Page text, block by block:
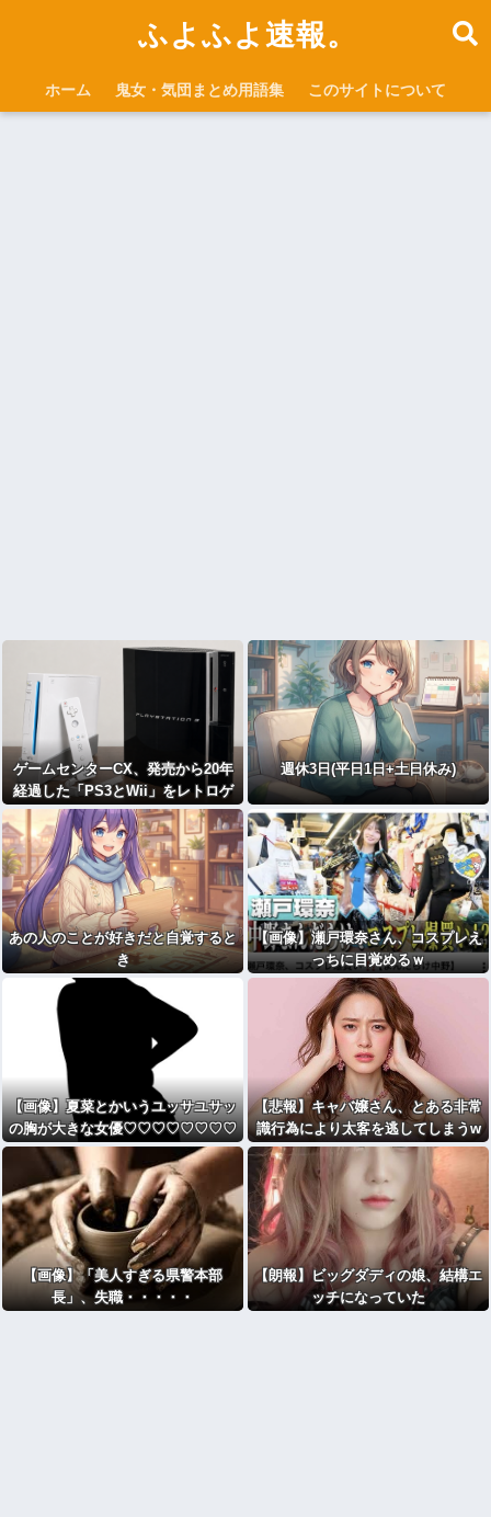
ふよふよ速報。
ホーム 鬼女・気団まとめ用語集 このサイトについて
ゲームセンターCX、発売から20年
経過した「PS3とWii」をレトロゲ
ームとするか激論
週休3日(平日1日+土日休み)
あの人のことが好きだと自覚すると
き
【画像】瀬戸環奈さん、コスプレえ
っちに目覚めるｗ
【画像】夏菜とかいうユッサユサッ
の胸が大きな女優♡♡♡♡♡♡♡♡
♡
【悲報】キャバ嬢さん、とある非常
識行為により太客を逃してしまうw
wwwwwwwwwwwwwwwwwwwww
wwwww
【画像】「美人すぎる県警本部
長」、失職・・・・・
【朗報】ビッグダディの娘、結構エ
ッチになっていた